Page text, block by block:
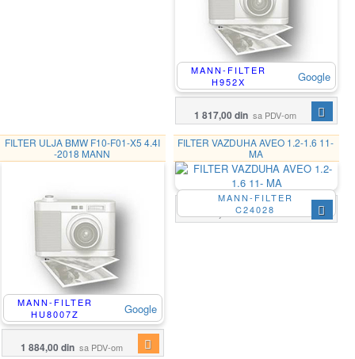
MANN-FILTER
H952X
Google
1 817,00 din sa PDV-om
FILTER ULJA BMW F10-F01-X5 4.4I
-2018 MANN
MANN-FILTER
HU8007Z
Google
1 884,00 din sa PDV-om
FILTER VAZDUHA AVEO 1.2-1.6 11-
MA
MANN-FILTER
C24028
1 567,00 dinsa PDV-om